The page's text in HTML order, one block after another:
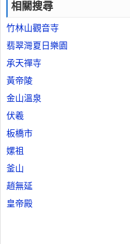
相關搜尋
竹林山觀音寺
翡翠灣夏日樂園
承天禪寺
黃帝陵
金山溫泉
伏羲
板橋市
嫘祖
釜山
趙無延
皇帝殿